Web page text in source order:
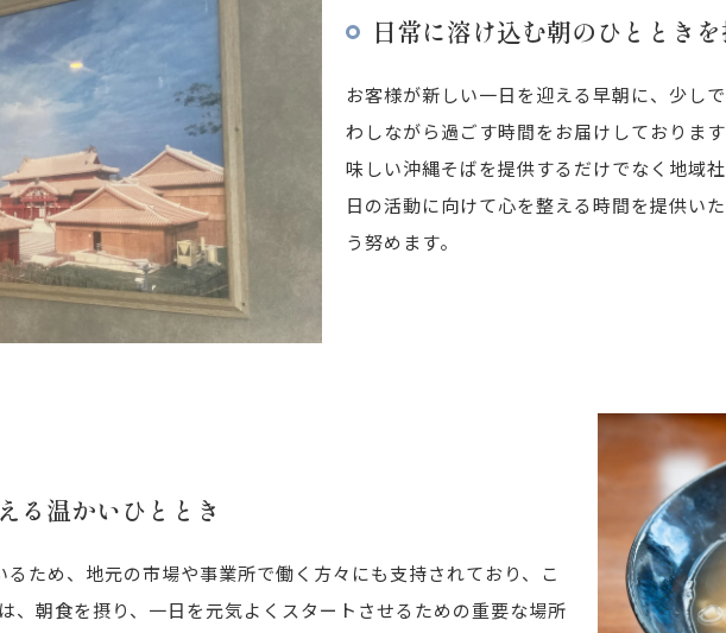
日常に溶け込む朝のひととき
お客様が新しい一日を迎える早朝に、少し
わしながら過ごす時間をお届けしておりま
味しい沖縄そばを提供するだけでなく地域
日の活動に向けて心を整える時間を提供い
う努めます。
る温かいひととき
ため、地元の市場や事業所で働く方々にも支持されており、こ
、朝食を摂り、一日を元気よくスタートさせるための重要な場所